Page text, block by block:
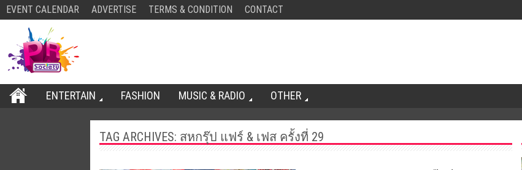
EVENT CALENDAR ADVERTISE TERMS & CONDITION CONTACT
ENTERTAIN FASHION MUSIC & RADIO OTHER
TAG ARCHIVES: สหกรุ๊ป แฟร์ & เฟส ครั้งที่ 29